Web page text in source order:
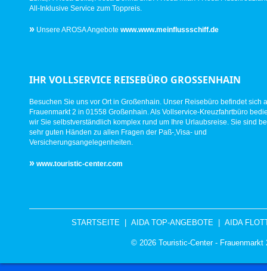
All-Inklusive Service zum Toppreis.
» Unsere AROSA Angebote www.www.meinflussschiff.de
IHR VOLLSERVICE REISEBÜRO GROSSENHAIN
Besuchen Sie uns vor Ort in Großenhain. Unser Reisebüro befindet sich
Frauenmarkt 2 in 01558 Großenhain. Als Vollservice-Kreuzfahrtbüro
wir Sie selbstverständlich komplex rund um Ihre Urlaubsreise. Sie sind
sehr guten Händen zu allen Fragen der Paß-,Visa- und
Versicherungsangelegenheiten.
» www.touristic-center.com
STARTSEITE| AIDA TOP-ANGEBOTE| AIDA
© 2026 Touristic-Center -